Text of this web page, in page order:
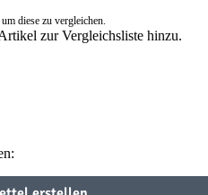
diese zu vergleichen.
zur Vergleichsliste hinzu.